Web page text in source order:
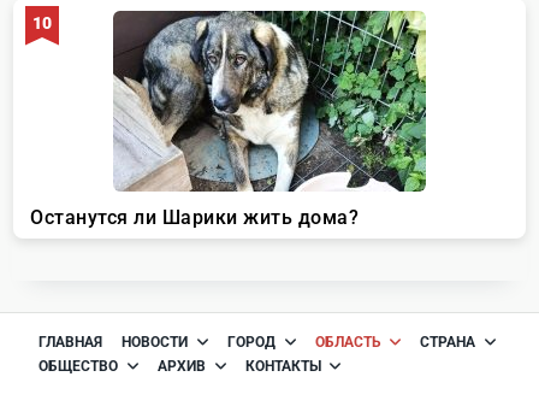
ГЛАВНАЯ НОВОСТИ ГОРОД ОБЛАСТЬ
СТРАНА
ОБЩЕСТВО
АРХИВ КОНТАКТЫ